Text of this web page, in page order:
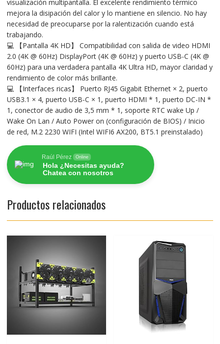
visualización multipantalla. El excelente rendimiento térmico
mejora la disipación del calor y lo mantiene en silencio. No hay
necesidad de preocuparse por la ralentización cuando está
trabajando.
💻 【Pantalla 4K HD】 Compatibilidad con salida de video HDMI
2.0 (4K @ 60Hz) DisplayPort (4K @ 60Hz) y puerto USB-C (4K @
60Hz) para una verdadera pantalla 4K Ultra HD, mayor claridad y
rendimiento de color más brillante.
💻 【Interfaces ricas】 Puerto RJ45 Gigabit Ethernet × 2, puerto
USB3.1 × 4, puerto USB-C × 1, puerto HDMI * 1, puerto DC-IN *
1, conector de audio de 3,5 mm * 1, soporte RTC wake Up /
Wake On Lan / Auto Power on (configuración de BIOS) / Inicio
de red, M.2 2230 WIFI (Intel WIFI6 AX200, BT5.1 preinstalado)
Raúl Pérez Online
Hola ¿Necesitas ayuda?
Chatea con nosotros
Productos relacionados